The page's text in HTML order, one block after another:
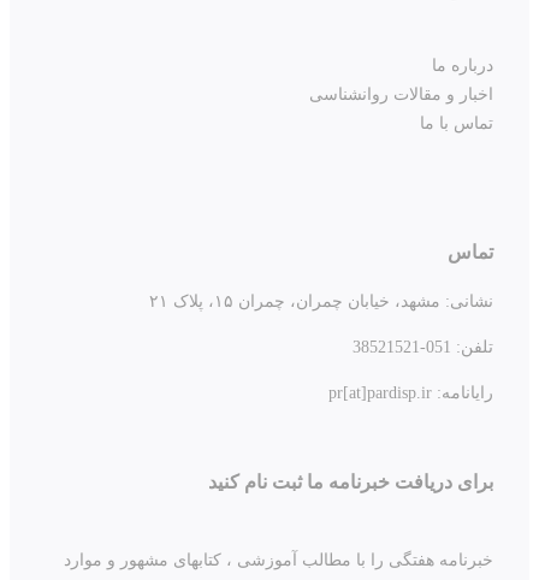
درباره ما
اخبار و مقالات روانشناسی
تماس با ما
تماس
نشانی: مشهد، خیابان چمران، چمران ۱۵، پلاک ۲۱
تلفن: 051-38521521
رایانامه: pr[at]pardisp.ir
برای دریافت خبرنامه ما ثبت نام کنید
خبرنامه هفتگی را با مطالب آموزشی ، کتابهای مشهور و موارد